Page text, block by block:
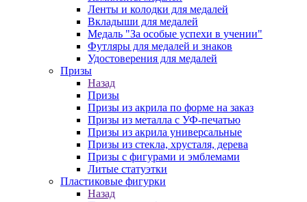
Ленты и колодки для медалей
Вкладыши для медалей
Медаль "За особые успехи в учении"
Футляры для медалей и знаков
Удостоверения для медалей
Призы
Назад
Призы
Призы из акрила по форме на заказ
Призы из металла с УФ-печатью
Призы из акрила универсальные
Призы из стекла, хрусталя, дерева
Призы с фигурами и эмблемами
Литые статуэтки
Пластиковые фигурки
Назад